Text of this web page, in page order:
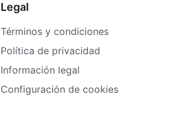
Legal
Términos y condiciones
Política de privacidad
Información legal
Configuración de cookies